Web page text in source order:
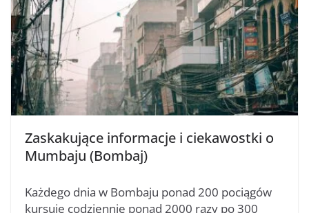
Zaskakujące informacje i ciekawostki o
Mumbaju (Bombaj)
Każdego dnia w Bombaju ponad 200 pociągów
kursuje codziennie ponad 2000 razy po 300